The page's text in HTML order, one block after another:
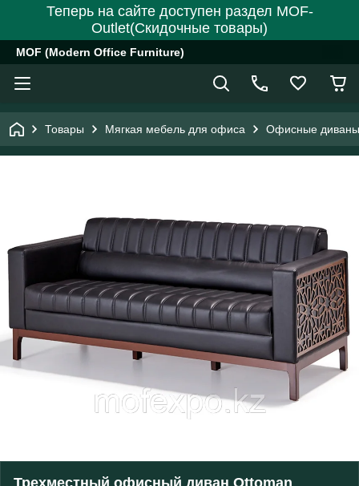
Теперь на сайте доступен раздел MOF-
Outlet(Скидочные товары)
MOF (Modern Office Furniture)
Товары Мягкая мебель для офиса Офисные диваны
Трехместный офисный диван Ottoman